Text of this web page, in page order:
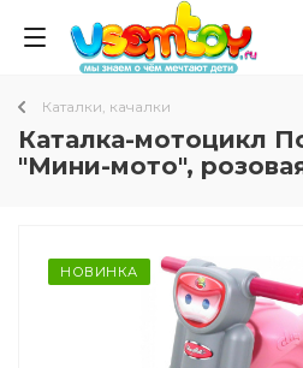
Каталки, качалки
Каталка-мотоцикл
"Мини-мото",
НОВИНКА